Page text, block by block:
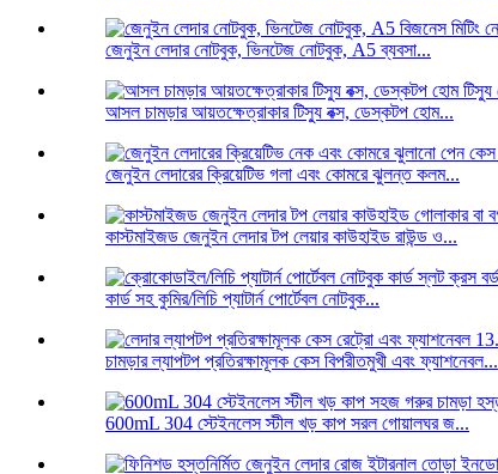
জেনুইন লেদার নোটবুক, ভিনটেজ নোটবুক, A5 ব্যবসা...
আসল চামড়ার আয়তক্ষেত্রাকার টিস্যু বক্স, ডেস্কটপ হোম...
জেনুইন লেদারের ক্রিয়েটিভ গলা এবং কোমরে ঝুলন্ত কলম...
কাস্টমাইজড জেনুইন লেদার টপ লেয়ার কাউহাইড রাউন্ড ও...
কার্ড সহ কুমির/লিচি প্যাটার্ন পোর্টেবল নোটবুক...
চামড়ার ল্যাপটপ প্রতিরক্ষামূলক কেস বিপরীতমুখী এবং ফ্যাশনেবল...
600mL 304 স্টেইনলেস স্টীল খড় কাপ সরল গোয়ালঘর জ...